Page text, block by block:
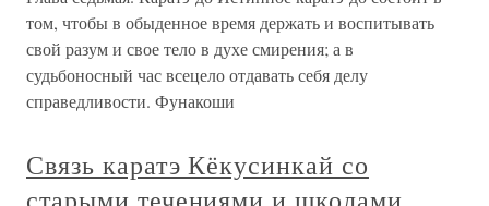
том, чтобы в обыденное время держать и воспитывать
свой разум и свое тело в духе смирения; а в
судьбоносный час всецело отдавать себя делу
справедливости. Фунакоши
Связь каратэ Кёкусинкай со